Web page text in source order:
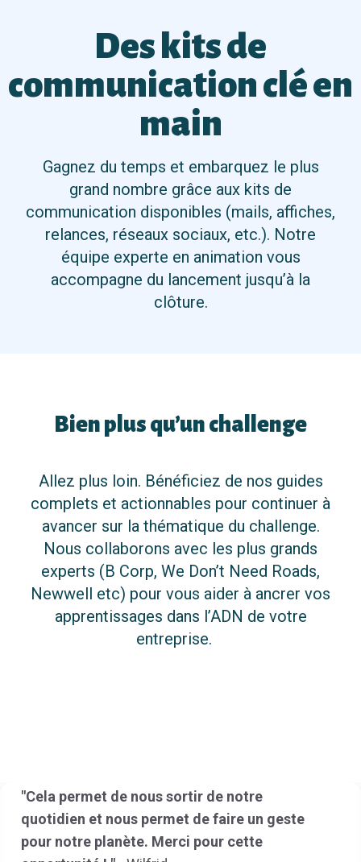
Des kits de
communication clé en
main
Gagnez du temps et embarquez le plus
grand nombre grâce aux kits de
communication disponibles (mails, affiches,
relances, réseaux sociaux, etc.). Notre
équipe experte en animation vous
accompagne du lancement jusqu’à la
clôture.
Bien plus qu’un challenge
Allez plus loin. Bénéficiez de nos guides
complets et actionnables pour continuer à
avancer sur la thématique du challenge.
Nous collaborons avec les plus grands
experts (B Corp, We Don’t Need Roads,
Newwell etc) pour vous aider à ancrer vos
apprentissages dans l’ADN de votre
entreprise.
sortir de notre
de faire un geste
pour cette
"Cette expérience